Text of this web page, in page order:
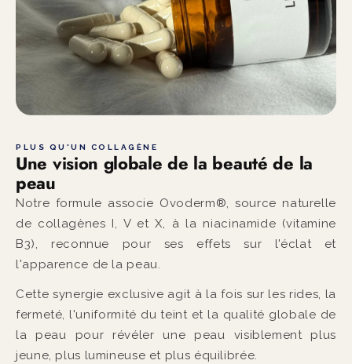
PLUS QU'UN COLLAGÈNE
Une vision globale de la beauté de la
peau
Notre formule associe Ovoderm®, source naturelle
de collagènes I, V et X, à la niacinamide (vitamine
B3), reconnue pour ses effets sur l'éclat et
l'apparence de la peau.
Cette synergie exclusive agit à la fois sur les rides, la
fermeté, l'uniformité du teint et la qualité globale de
la peau pour révéler une peau visiblement plus
jeune, plus lumineuse et plus équilibrée.